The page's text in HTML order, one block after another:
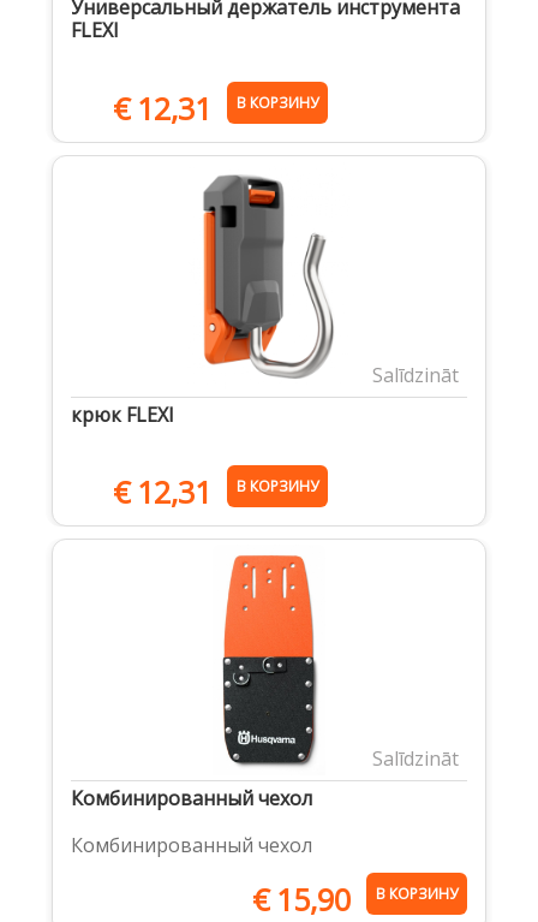
Универсальный держатель инструмента
FLEXI
€ 12,31 В КОРЗИНУ
Salīdzināt
крюк FLEXI
€ 12,31 В КОРЗИНУ
Salīdzināt
Комбинированный чехол
Комбинированный чехол
€15,90 В КОРЗИНУ